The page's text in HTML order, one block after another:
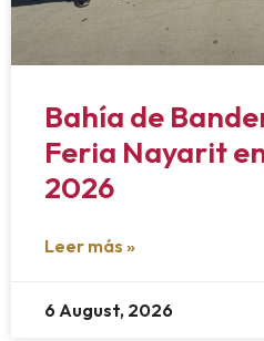
Bahía de
Feria Nayarit
2026
Leer más »
6 August, 2026